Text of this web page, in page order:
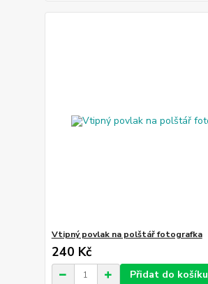
Vtipný povlak na polštář fotografka
240 Kč
Přidat do košíku